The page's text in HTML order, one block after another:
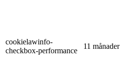
cookielawinfo-
checkbox-performance
11 månader